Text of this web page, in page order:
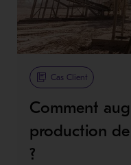
Cas Client
Comment
production
?